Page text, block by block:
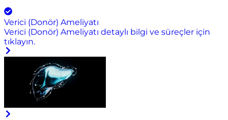
Verici (Donör) Ameliyatı
Verici (Donör) Ameliyatı detaylı bilgi ve süreçler için
tıklayın.